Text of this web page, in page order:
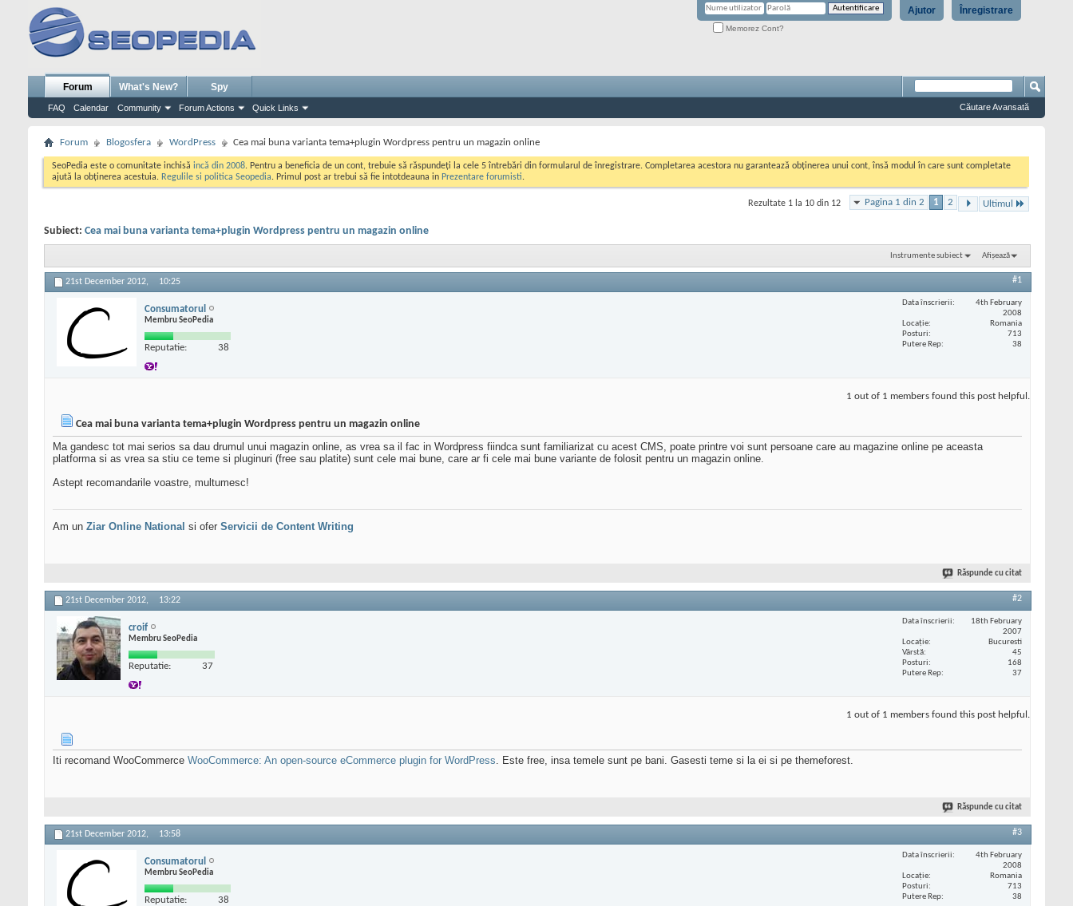
Înregistrare
Ajutor
Memorez Cont?
Forum
FAQ Calendar Community Forum Actions Quick Links
What's New? Spy
Căutare Avansată
Forum Blogosfera WordPress Cea mai buna varianta tema+plugin Wordpress pentru un magazin online
SeoPedia este o comunitate inchisă incă din 2008. Pentru a beneficia de un cont, trebuie să răspundeți la cele 5 întrebări din formularul de înregistrare. Completarea acestora nu garantează obținerea unui cont, însă modul în care sunt completate
ajută la obținerea acestuia. Regulile si politica Seopedia. Primul post ar trebui să fie intotdeauna in Prezentare forumisti.
Pagina 1 din 2 1 2 Ultimul
Rezultate 1 la 10 din 12
Subiect: Cea mai buna varianta tema+plugin Wordpress pentru un magazin online
Instrumente subiect Afișează
21st December 2012, 10:25 #1
Consumatorul
Membru SeoPedia
Reputatie: 38
Data înscrierii
4th February
2008
Locaţie
Romania
Posturi
713
Putere Rep
38
1 out of 1 members found this post helpful.
Cea mai buna varianta tema+plugin Wordpress pentru un magazin online
Ma gandesc tot mai serios sa dau drumul unui magazin online, as vrea sa il fac in Wordpress fiindca sunt familiarizat cu acest CMS, poate printre voi sunt persoane care au magazine online pe aceasta
platforma si as vrea sa stiu ce teme si pluginuri (free sau platite) sunt cele mai bune, care ar fi cele mai bune variante de folosit pentru un magazin online.
Astept recomandarile voastre, multumesc!
Am un Ziar Online National si ofer Servicii de Content Writing
Răspunde cu citat
21st December 2012, 13:22 #2
croif
Membru SeoPedia
Reputatie: 37
Data înscrierii
18th February
2007
Locaţie
Bucuresti
Vârstă
45
Posturi
168
Putere Rep
37
1 out of 1 members found this post helpful.
Iti recomand WooCommerce WooCommerce: An open-source eCommerce plugin for WordPress. Este free, insa temele sunt pe bani. Gasesti teme si la ei si pe themeforest.
Răspunde cu citat
21st December 2012, 13:58 #3
Consumatorul
Membru SeoPedia
Reputatie: 38
Data înscrierii
4th February
2008
Locaţie
Romania
Posturi
713
Putere Rep
38